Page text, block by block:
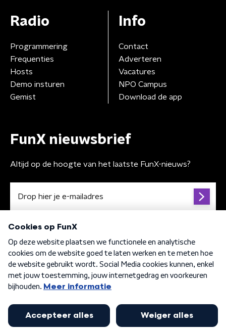
Radio
Programmering
Frequenties
Hosts
Demo insturen
Gemist
Info
Contact
Adverteren
Vacatures
NPO Campus
Download de app
FunX nieuwsbrief
Altijd op de hoogte van het laatste FunX-nieuws?
Algemene voorwaarden Privacybeleid